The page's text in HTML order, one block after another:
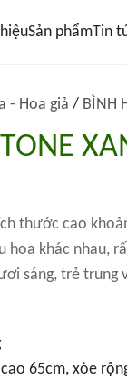
Sản phẩmTin
- Hoa giả / BÌNH
thước cao
hoa khác nhau,
sáng, trẻ trung
65cm, xòe